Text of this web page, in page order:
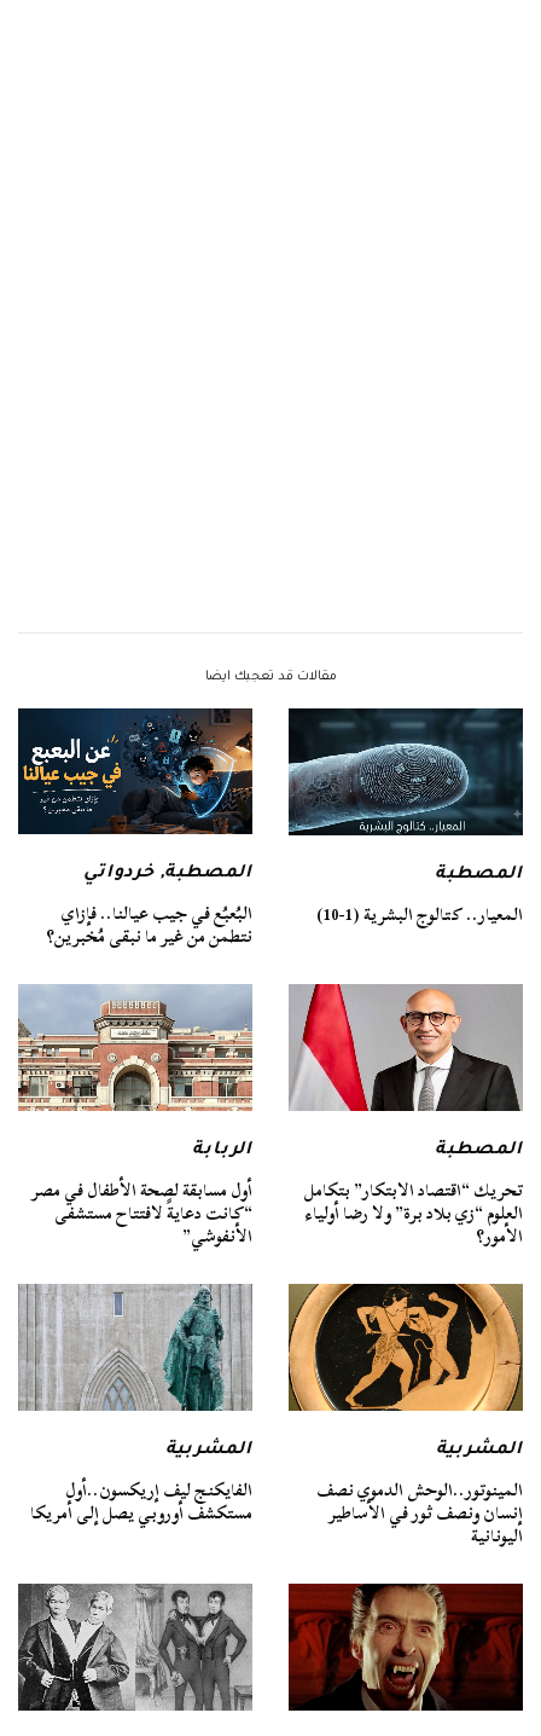
مقالات قد تعجبك ايضا
المصطبة
المعيار.. كتالوج البشرية (1-10)
المصطبة,خردواتي
البُعبُع في جيب عيالنا.. فإزاي
نتطمن من غير ما نبقى مُخبرين؟
المصطبة
تحريك “اقتصاد الابتكار” بتكامل
العلوم “زي بلاد برة” ولا رضا أولياء
الأمور؟
الربابة
أول مسابقة لصحة الأطفال في مصر
“كانت دعايةً لافتتاح مستشفى
الأنفوشي”
المشربية
المينوتور..الوحش الدموي نصف
إنسان ونصف ثور في الأساطير
اليونانية
المشربية
الفايكنج ليف إريكسون..أول
مستكشف أوروبي يصل إلى أمريكا